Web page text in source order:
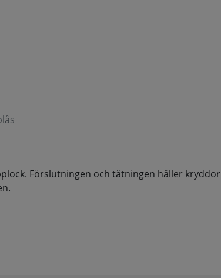
Förslutningen och tätningen håller kryddor